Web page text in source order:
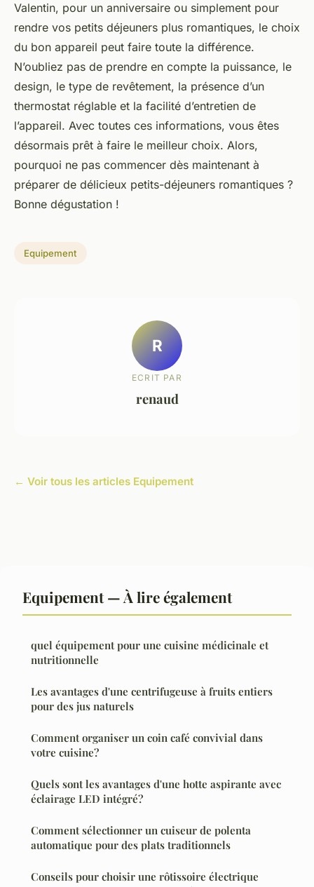
Valentin, pour un anniversaire ou simplement pour
rendre vos petits déjeuners plus romantiques, le choix
du bon appareil peut faire toute la différence.
N’oubliez pas de prendre en compte la puissance, le
design, le type de revêtement, la présence d’un
thermostat réglable et la facilité d’entretien de
l’appareil. Avec toutes ces informations, vous êtes
désormais prêt à faire le meilleur choix. Alors,
pourquoi ne pas commencer dès maintenant à
préparer de délicieux petits-déjeuners romantiques ?
Bonne dégustation !
Equipement
R
ECRIT PAR
renaud
← Voir tous les articles Equipement
Equipement — À lire également
quel équipement pour une cuisine médicinale et
nutritionnelle
Les avantages d'une centrifugeuse à fruits entiers
pour des jus naturels
Comment organiser un coin café convivial dans
votre cuisine?
Quels sont les avantages d'une hotte aspirante avec
éclairage LED intégré?
Comment sélectionner un cuiseur de polenta
automatique pour des plats traditionnels
Conseils pour choisir une rôtissoire électrique